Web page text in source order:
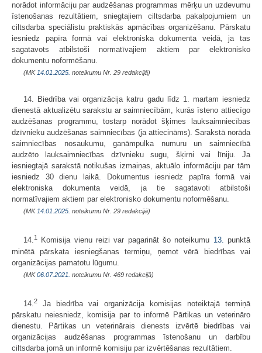
norādot informāciju par audzēšanas programmas mērķu un uzdevumu
īstenošanas rezultātiem, sniegtajiem ciltsdarba pakalpojumiem un
ciltsdarba speciālistu praktiskās apmācības organizēšanu. Pārskatu
iesniedz papīra formā vai elektroniska dokumenta veidā, ja tas
sagatavots atbilstoši normatīvajiem aktiem par elektronisko
dokumentu noformēšanu.
(MK 14.01.2025. noteikumu Nr. 29 redakcijā)
14. Biedrība vai organizācija katru gadu līdz 1. martam iesniedz
dienestā aktualizētu sarakstu ar saimniecībām, kurās īsteno attiecīgo
audzēšanas programmu, tostarp norādot šķirnes lauksaimniecības
dzīvnieku audzēšanas saimniecības (ja attiecināms). Sarakstā norāda
saimniecības nosaukumu, ganāmpulka numuru un saimniecībā
audzēto lauksaimniecības dzīvnieku sugu, šķirni vai līniju. Ja
iesniegtajā sarakstā notikušas izmaiņas, aktuālo informāciju par tām
iesniedz 30 dienu laikā. Dokumentus iesniedz papīra formā vai
elektroniska dokumenta veidā, ja tie sagatavoti atbilstoši
normatīvajiem aktiem par elektronisko dokumentu noformēšanu.
(MK 14.01.2025. noteikumu Nr. 29 redakcijā)
14.1 Komisija vienu reizi var pagarināt šo noteikumu 13. punktā
minētā pārskata iesniegšanas termiņu, ņemot vērā biedrības vai
organizācijas pamatotu lūgumu.
(MK06.07.2021. noteikumu Nr. 469 redakcijā)
14. 2
Ja biedrība vai organizācija komisijas noteiktajā termiņā
pārskatu neiesniedz, komisija par to informē Pārtikas un veterināro
dienestu. Pārtikas un veterinārais dienests izvērtē biedrības vai
organizācijas audzēšanas programmas īstenošanu un darbību
ciltsdarba jomā un informē komisiju par izvērtēšanas rezultātiem.